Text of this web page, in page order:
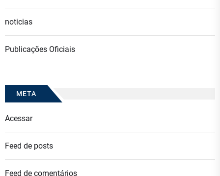
noticias
Publicações Oficiais
META
Acessar
Feed de posts
Feed de comentários